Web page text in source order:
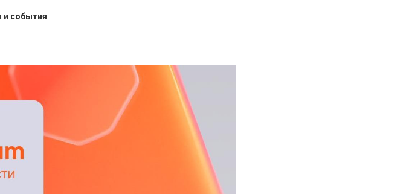
и событияIdeco в НОВОТЕХ